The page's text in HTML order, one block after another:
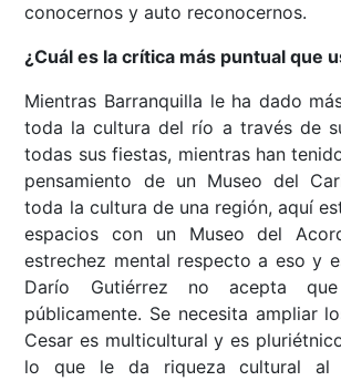
conocernos y auto reconocernos.
¿Cuál es la crítica más puntual que
Mientras Barranquilla le ha dado
toda la cultura del río a través de
todas sus fiestas, mientras han
pensamiento de un Museo del
toda la cultura de una región, aquí
espacios con un Museo del
estrechez mental respecto a eso y
Darío Gutiérrez no acepta
públicamente. Se necesita ampliar
Cesar es multicultural y es
lo que le da riqueza cultural al